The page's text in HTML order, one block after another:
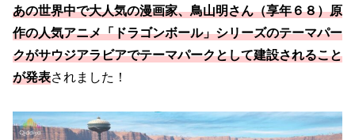
あの世界中で大人気の漫画家、鳥山明さん（享年６８）原
作の人気アニメ「ドラゴンボール」シリーズのテーマパー
クがサウジアラビアでテーマパークとして建設されること
が発表されました！